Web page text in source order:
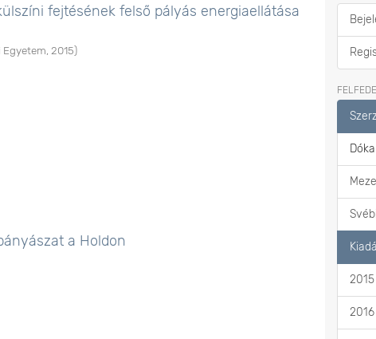
fejtésének felső pályás energiaellátása
Egyetem 2015)
a Holdon
2015
2016